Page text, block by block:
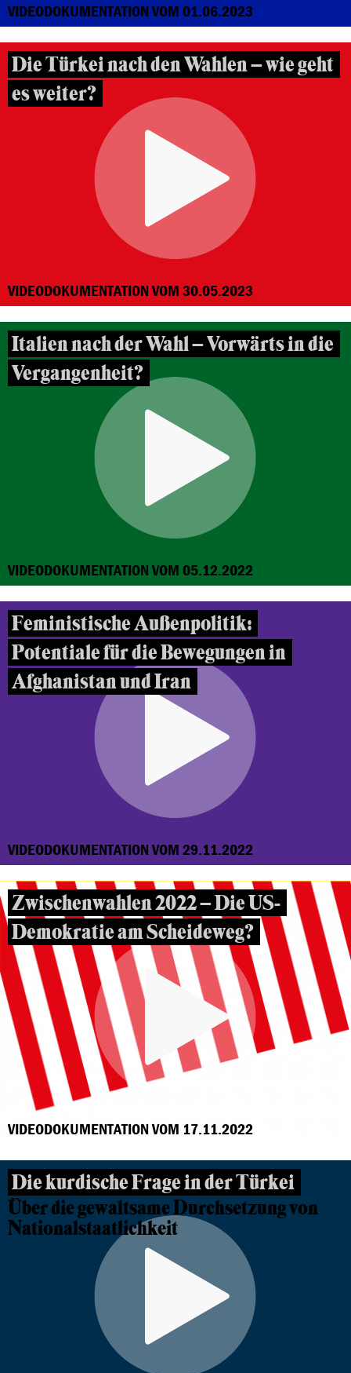
VIDEODOKUMENTATION VOM 01.06.2023
Die Türkei nach den Wahlen – wie geht
es weiter?
VIDEODOKUMENTATION VOM 30.05.2023
Italien nach der Wahl – Vorwärts in die
Vergangenheit?
VIDEODOKUMENTATION VOM 05.12.2022
Feministische Außenpolitik:
Potentiale für die Bewegungen in
Afghanistan und Iran
VIDEODOKUMENTATION VOM 29.11.2022
Zwischenwahlen 2022 – Die US-
Demokratie am Scheideweg?
VIDEODOKUMENTATION VOM 17.11.2022
Die kurdische Frage in der Türkei
Über die gewaltsame Durchsetzung von
Nationalstaatlichkeit